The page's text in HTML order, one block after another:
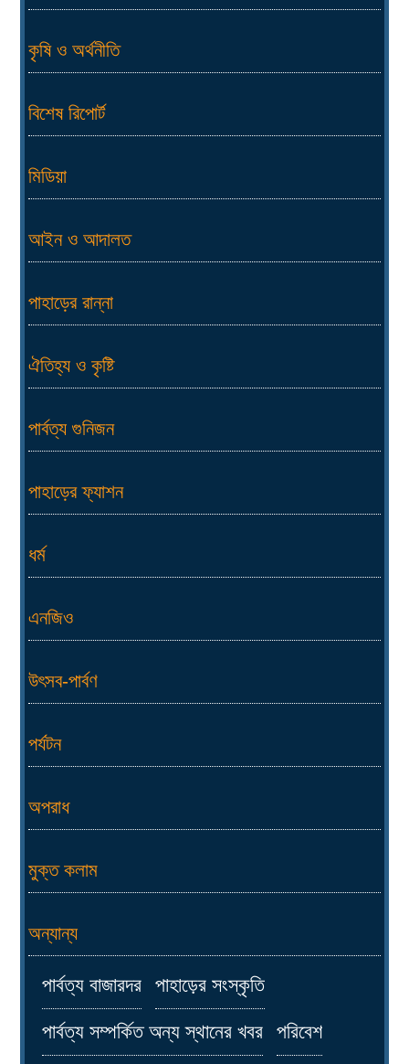
কৃষি ও অর্থনীতি
বিশেষ রিপোর্ট
মিডিয়া
আইন ও আদালত
পাহাড়ের রান্না
ঐতিহ্য ও কৃষ্টি
পার্বত্য গুনিজন
পাহাড়ের ফ্যাশন
ধর্ম
এনজিও
উৎসব-পার্বণ
পর্যটন
অপরাধ
মুক্ত কলাম
অন্যান্য
পার্বত্য বাজারদর পাহাড়ের সংস্কৃতি
পার্বত্য সম্পর্কিত অন্য স্থানের খবর পরিবেশ